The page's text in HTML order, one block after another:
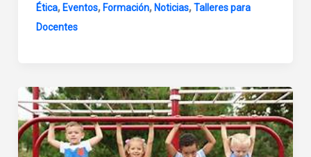
Ética, Eventos, Formación, Noticias,Talleres para
Docentes